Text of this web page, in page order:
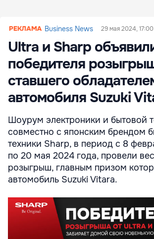
Business News 29 мая 2024, 17:00
Ultra и Sharp
победителя
ставшего
автомобиля Suzuki
Шоурум электроники и бытовой
совместно с японским брендом
техники Sharp, в период с 8
по 20 мая 2024 года, провели
розыгрыш, главным призом
автомобиль Suzuki Vitara.